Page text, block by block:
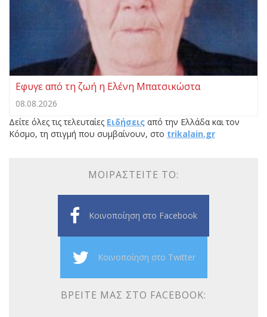
Eφυγε από τη ζωή η Ελένη Μπατσικώστα
08.08.2026
Δείτε όλες τις τελευταίες Ειδήσεις από την Ελλάδα και τον
Κόσμο, τη στιγμή που συμβαίνουν, στο trikalain.gr
ΜΟΙΡΑΣΤΕΊΤΕ ΤΟ:
Κοινοποίηση στο Facebook
Κοινοποίηση στο Twitter
ΒΡΕΊΤΕ ΜΑΣ ΣΤΟ FACEBOOK: